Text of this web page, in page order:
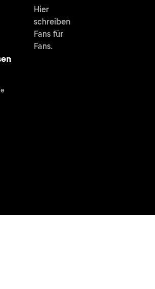
Hier
schreiben
Fans für
Fans.